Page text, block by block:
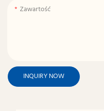
Zawartość
INQUIRY NOW